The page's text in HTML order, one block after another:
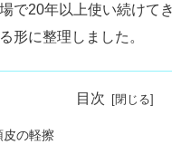
で20年以上使い続けて
形に整理しました。
目次
の軽擦